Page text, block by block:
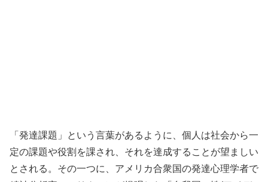
「発達課題」という言葉があるように、個人は社会から一
定の課題や役割を課され、それを達成することが望ましい
とされる。その一つに、アメリカ合衆国の発達心理学者で